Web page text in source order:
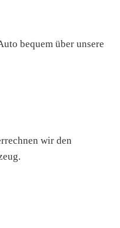
bequem über unsere
wir den